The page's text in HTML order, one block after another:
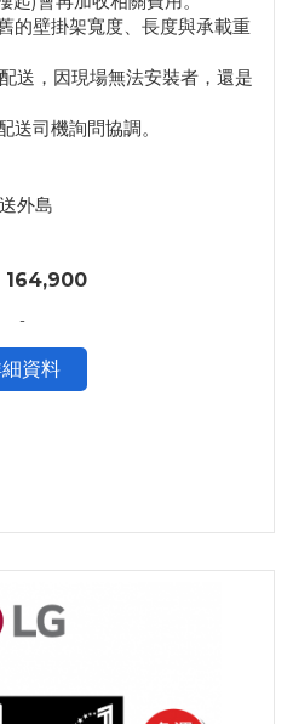
的壁掛架寬度、長度與承載重
送，因現場無法安裝者，還是
司機詢問協調。
外島
164,900
-
資料